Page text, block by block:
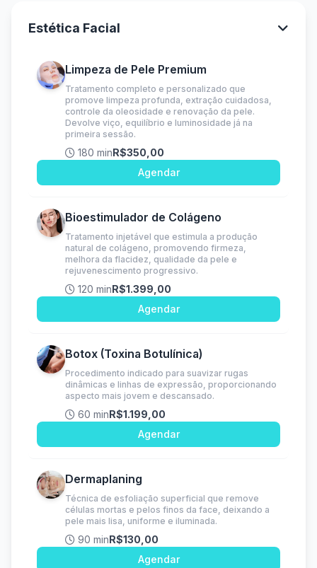
Estética Facial
Limpeza de Pele Premium
Tratamento completo e personalizado que
promove limpeza profunda, extração cuidadosa,
controle da oleosidade e renovação da pele.
Devolve viço, equilíbrio e luminosidade já na
primeira sessão.
180 minR$350,00
Agendar
Bioestimulador de Colágeno
Tratamento injetável que estimula a produção
natural de colágeno, promovendo firmeza,
melhora da flacidez, qualidade da pele e
rejuvenescimento progressivo.
120 minR$1.399,00
Agendar
Botox (Toxina Botulínica)
Procedimento indicado para suavizar rugas
dinâmicas e linhas de expressão, proporcionando
aspecto mais jovem e descansado.
60 minR$1.199,00
Agendar
Dermaplaning
Técnica de esfoliação superficial que remove
células mortas e pelos finos da face, deixando a
pele mais lisa, uniforme e iluminada.
90 minR$130,00
Agendar